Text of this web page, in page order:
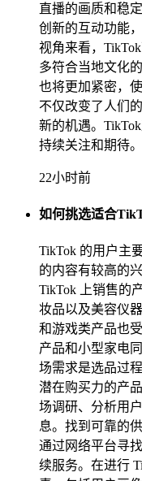
直播的画质和稳
创新的互动功能
视角来看，
多符合当地文化
也将更加紧密，
不仅改变了人们
新的机遇。
持续关注和期待。
22小时前
如何挑选适合
TikTok 的用户主
的内容有较高的
TikTok 上销售的
妆品以及美容仪
和游戏类产品也
产品和小型家电
场需求是选品过
潜在购买力的产
场调研、分析用
息。找到可靠的
通过网络平台寻
续服务。在进行